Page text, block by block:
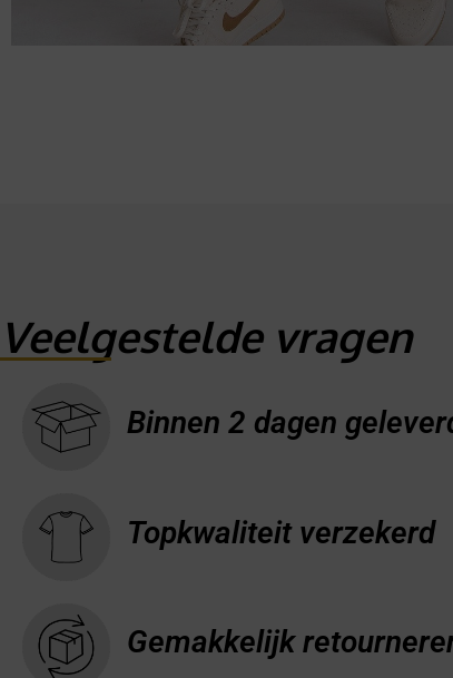
Veelgestelde vragen
Binnen 2 dagen
Topkwaliteit verzekerd
Gemakkelijk